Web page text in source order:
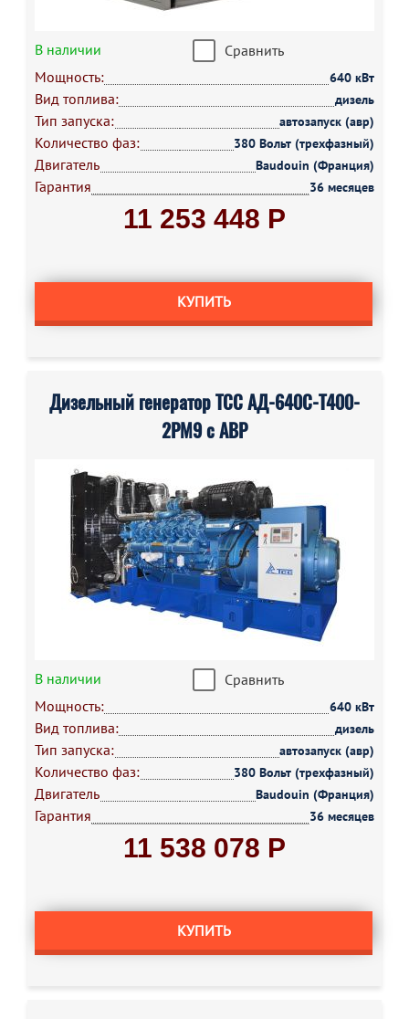
В наличии
Сравнить
Мощность:
640 кВт
Вид топлива: дизель
Тип запуска: автозапуск (авр)
Количество фаз: 380 Вольт (трехфазный)
Двигатель Baudouin (Франция)
Гарантия 36 месяцев
11 253 448 Р
КУПИТЬ
Дизельный генератор ТСС АД-640С-Т400-
2РМ9 с АВР
В наличии
Сравнить
Мощность:
640 кВт
Вид топлива: дизель
Тип запуска: автозапуск (авр)
Количество фаз: 380 Вольт (трехфазный)
Двигатель Baudouin (Франция)
Гарантия 36 месяцев
11 538 078 Р
КУПИТЬ